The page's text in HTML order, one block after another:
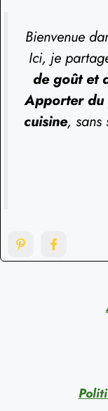
Bienvenue
Ici, je
de goût et
Apporter du
cuisine, sans